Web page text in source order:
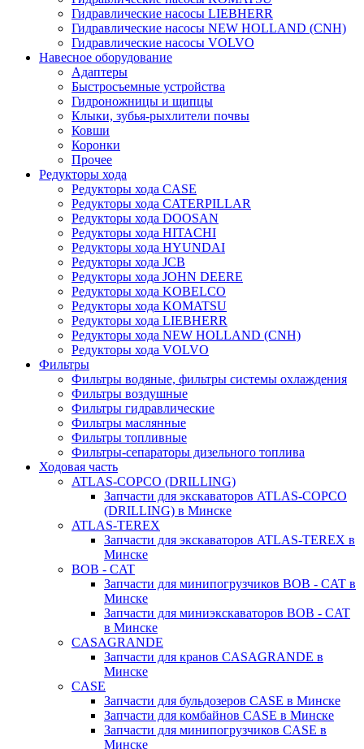
Гидравлические насосы LIEBHERR
Гидравлические насосы NEW HOLLAND (CNH)
Гидравлические насосы VOLVO
Навесное оборудование
Адаптеры
Быстросъемные устройства
Гидроножницы и щипцы
Клыки, зубья-рыхлители почвы
Ковши
Коронки
Прочее
Редукторы хода
Редукторы хода CASE
Редукторы хода CATERPILLAR
Редукторы хода DOOSAN
Редукторы хода HITACHI
Редукторы хода HYUNDAI
Редукторы хода JCB
Редукторы хода JOHN DEERE
Редукторы хода KOBELCO
Редукторы хода KOMATSU
Редукторы хода LIEBHERR
Редукторы хода NEW HOLLAND (CNH)
Редукторы хода VOLVO
Фильтры
Фильтры водяные, фильтры системы охлаждения
Фильтры воздушные
Фильтры гидравлические
Фильтры маслянные
Фильтры топливные
Фильтры-сепараторы дизельного топлива
Ходовая часть
ATLAS-COPCO (DRILLING)
Запчасти для экскаваторов ATLAS-COPCO
(DRILLING) в Минске
ATLAS-TEREX
Запчасти для экскаваторов ATLAS-TEREX в
Минске
BOB - CAT
Запчасти для минипогрузчиков BOB - CAT в
Минске
Запчасти для миниэкскаваторов BOB - CAT
в Минске
CASAGRANDE
Запчасти для кранов CASAGRANDE в
Минске
CASE
Запчасти для бульдозеров CASE в Минске
Запчасти для комбайнов CASE в Минске
Запчасти для минипогрузчиков CASE в
Минске